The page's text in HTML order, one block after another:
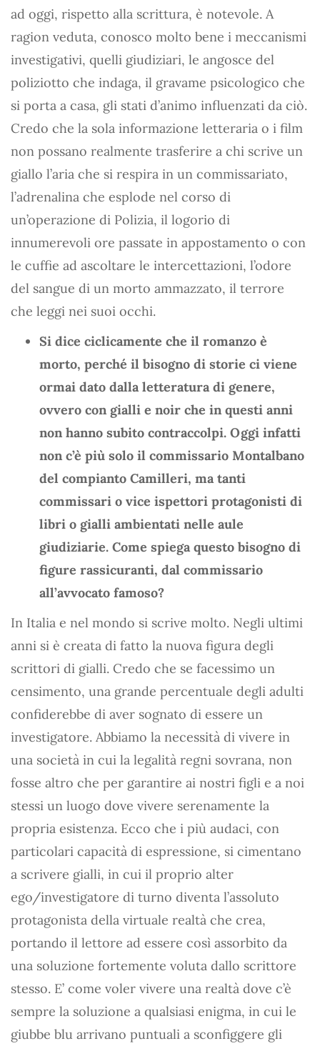
ad oggi, rispetto alla scrittura, è notevole. A
ragion veduta, conosco molto bene i meccanismi
investigativi, quelli giudiziari, le angosce del
poliziotto che indaga, il gravame psicologico che
si porta a casa, gli stati d’animo influenzati da ciò.
Credo che la sola informazione letteraria o i film
non possano realmente trasferire a chi scrive un
giallo l’aria che si respira in un commissariato,
l’adrenalina che esplode nel corso di
un’operazione di Polizia, il logorio di
innumerevoli ore passate in appostamento o con
le cuffie ad ascoltare le intercettazioni, l’odore
del sangue di un morto ammazzato, il terrore
che leggi nei suoi occhi.
Si dice ciclicamente che il romanzo è
morto, perché il bisogno di storie ci viene
ormai dato dalla letteratura di genere,
ovvero con gialli e noir che in questi anni
non hanno subito contraccolpi. Oggi infatti
non c’è più solo il commissario Montalbano
del compianto Camilleri, ma tanti
commissari o vice ispettori protagonisti di
libri o gialli ambientati nelle aule
giudiziarie. Come spiega questo bisogno di
figure rassicuranti, dal commissario
all’avvocato famoso?
In Italia e nel mondo si scrive molto. Negli ultimi
anni si è creata di fatto la nuova figura degli
scrittori di gialli. Credo che se facessimo un
censimento, una grande percentuale degli adulti
confiderebbe di aver sognato di essere un
investigatore. Abbiamo la necessità di vivere in
una società in cui la legalità regni sovrana, non
fosse altro che per garantire ai nostri figli e a noi
stessi un luogo dove vivere serenamente la
propria esistenza. Ecco che i più audaci, con
particolari capacità di espressione, si cimentano
a scrivere gialli, in cui il proprio alter
ego/investigatore di turno diventa l’assoluto
protagonista della virtuale realtà che crea,
portando il lettore ad essere così assorbito da
una soluzione fortemente voluta dallo scrittore
stesso. E’ come voler vivere una realtà dove c’è
sempre la soluzione a qualsiasi enigma, in cui le
giubbe blu arrivano puntuali a sconfiggere gli